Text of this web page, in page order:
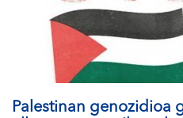
Palestinan genozidioa